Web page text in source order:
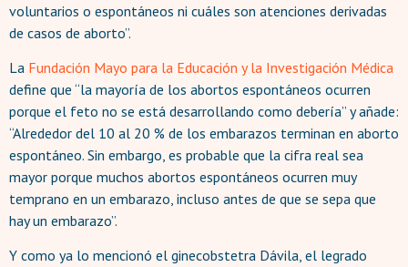
voluntarios o espontáneos ni cuáles son atenciones derivadas
de casos de aborto”.
La Fundación Mayo para la Educación y la Investigación Médica
define que “la mayoría de los abortos espontáneos ocurren
porque el feto no se está desarrollando como debería” y añade:
“Alrededor del 10 al 20 % de los embarazos terminan en aborto
espontáneo. Sin embargo, es probable que la cifra real sea
mayor porque muchos abortos espontáneos ocurren muy
temprano en un embarazo, incluso antes de que se sepa que
hay un embarazo”.
Y como ya lo mencionó el ginecobstetra Dávila, el legrado